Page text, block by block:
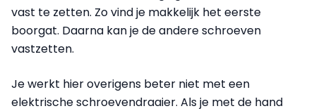
vast te zetten. Zo vind je makkelijk het eerste
boorgat. Daarna kan je de andere schroeven
vastzetten.
Je werkt hier overigens beter niet met een
elektrische schroevendraaier. Als je met de hand